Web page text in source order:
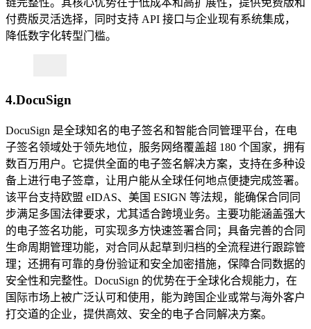
链完整性。其核心优势在于低成本和高扩展性，提供免费版和
付费版灵活选择，同时支持 API 接口与企业现有系统集成，
降低数字化转型门槛。
4.DocuSign
DocuSign 是全球知名的电子签名和智能合同管理平台，在电
子签名领域处于领先地位，服务网络覆盖超 180 个国家，拥有
数百万用户。它提供全面的电子签名解决方案，支持在多种设
备上进行电子签章，让用户能从全球任何地点便捷完成签署。
该平台支持欧盟 eIDAS、美国 ESIGN 等法规，能确保合同同
步满足多国法律要求，尤其适合跨境业务。主要功能涵盖强大
的电子签名功能，可实现多方快速签署合同；具备完善的合同
生命周期管理功能，对合同从起草到归档的全流程进行跟踪管
理；还拥有可靠的身份验证和安全加密措施，保障合同数据的
安全性和完整性。DocuSign 的优势在于全球化合规能力，在
国际市场上被广泛认可和使用，能为跨国企业或常与海外客户
打交道的企业，提供高效、安全的电子合同解决方案。